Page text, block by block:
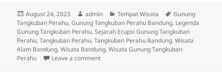
Posted
on
August 24, 2023 Author
admin Categories
Tempat Wisata Tags
Gunung
Tangkuban Perahu,Gunung Tangkuban Perahu Bandung, Legenda
Gunung Tangkuban Perahu,Sejarah Erupsi Gunung Tangkuban
Perahu,Tangkuban Perahu,Tangkuban Perahu Bandung,Wisata
Alam Bandung,Wisata Bandung,Wisata Gunung Tangkuban
Perahu
Leave a commenton Wisata Gunung Tangkuban Perahu